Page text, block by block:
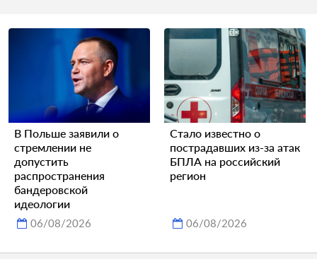
В Польше заявили о
стремлении не
допустить
распространения
бандеровской
идеологии
06/08/2026
Стало известно о
пострадавших из-за атак
БПЛА на российский
регион
06/08/2026